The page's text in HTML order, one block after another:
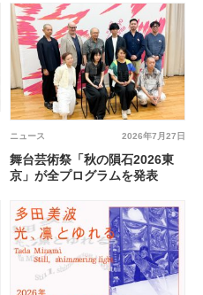
2026年7月27日
ニュース
舞台芸術祭「秋の隕石2026東
京」が全プログラムを発表